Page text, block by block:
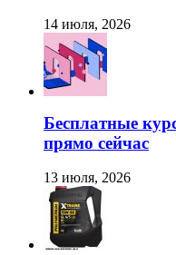
14 июля, 2026
Бесплатные
прямо сейчас
13 июля, 2026